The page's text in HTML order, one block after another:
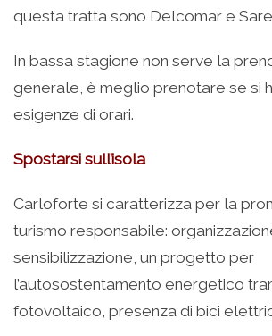
questa tratta sono Delcomar e
In bassa stagione non serve la
generale, è meglio prenotare se si
esigenze di orari.
Spostarsi sull’isola
Carloforte si caratterizza per la
turismo responsabile:
sensibilizzazione, un progetto per
l’autosostentamento energetico
fotovoltaico, presenza di bici